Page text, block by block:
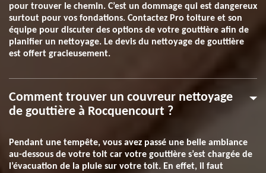
pour trouver le chemin. C’est un dommage qui est dangereux
surtout pour vos fondations. Contactez Pro toiture et son
équipe pour discuter des options de votre gouttière afin de
planifier un nettoyage. Le devis du nettoyage de gouttière
est offert gracieusement.
Comment trouver un couvreur nettoyage
de gouttière à Rocquencourt ?
Pendant une tempête, vous avez passé une belle ambiance
au-dessous de votre toit car votre gouttière s’est chargée de
l’évacuation de la pluie sur votre toit. En effet, il faut